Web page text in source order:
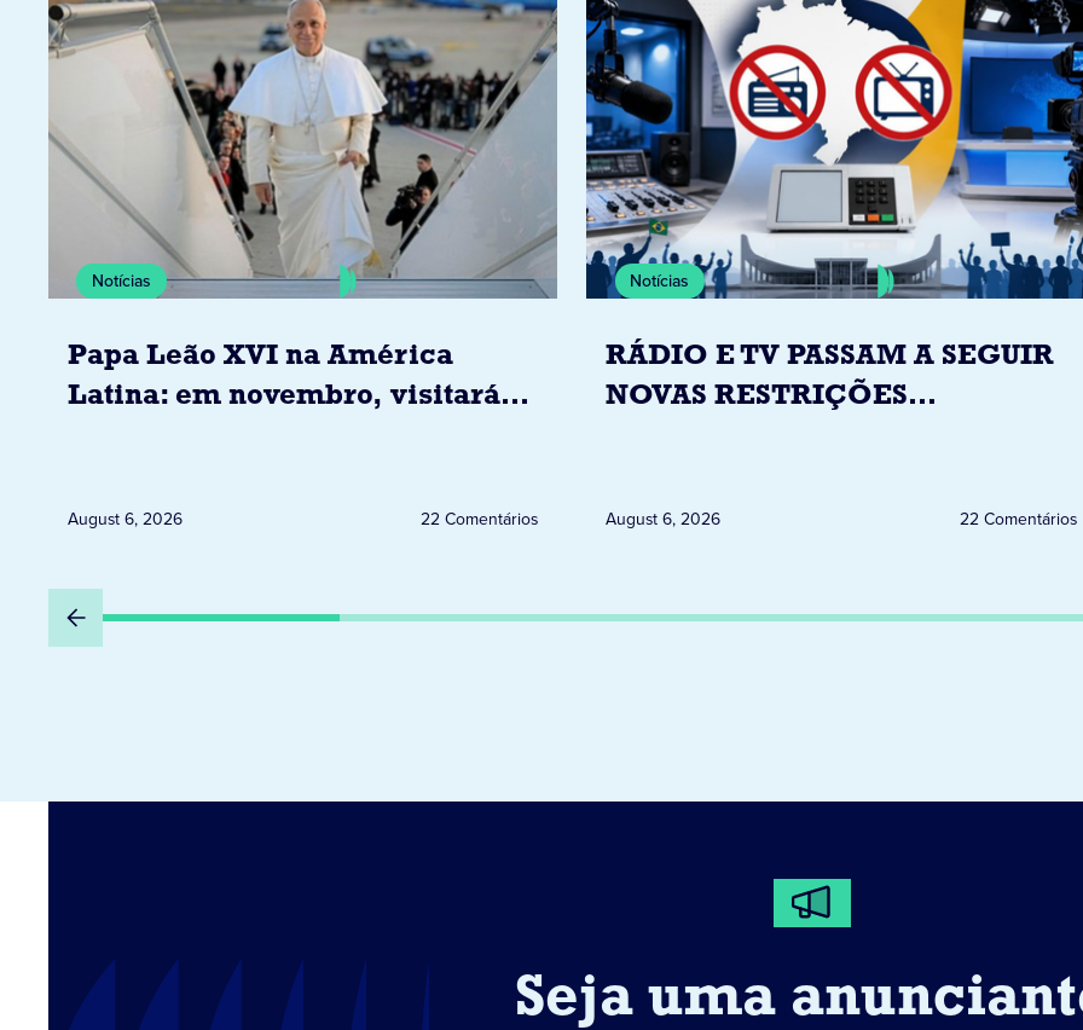
Notícias
Papa Leão XVI na América
Latina: em novembro, visitará
August 6, 2026 22 Comentários
Notícias
RÁDIO E TV PASSAM A SEGUIR
NOVAS RESTRIÇÕES
August 6, 2026 22 Comentários
Seja uma